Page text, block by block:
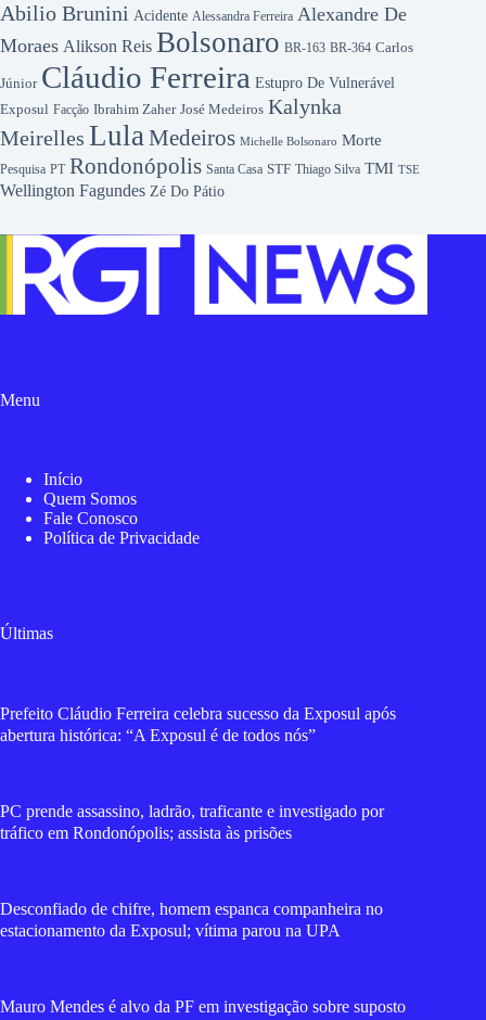
Abilio Brunini Acidente Alessandra Ferreira Alexandre De
Moraes Alikson Reis Bolsonaro BR-163 BR-364 Carlos
Júnior Cláudio Ferreira Estupro De Vulnerável
Exposul Facção Ibrahim Zaher José Medeiros Kalynka
Meirelles Lula Medeiros Michelle Bolsonaro Morte
Pesquisa PT Rondonópolis Santa Casa STF Thiago Silva TMI TSE
Wellington Fagundes Zé Do Pátio
Menu
Início
Quem Somos
Fale Conosco
Política de Privacidade
Últimas
Prefeito Cláudio Ferreira celebra sucesso da Exposul após
abertura histórica: “A Exposul é de todos nós”
PC prende assassino, ladrão, traficante e investigado por
tráfico em Rondonópolis; assista às prisões
Desconfiado de chifre, homem espanca companheira no
estacionamento da Exposul; vítima parou na UPA
Mauro Mendes é alvo da PF em investigação sobre suposto